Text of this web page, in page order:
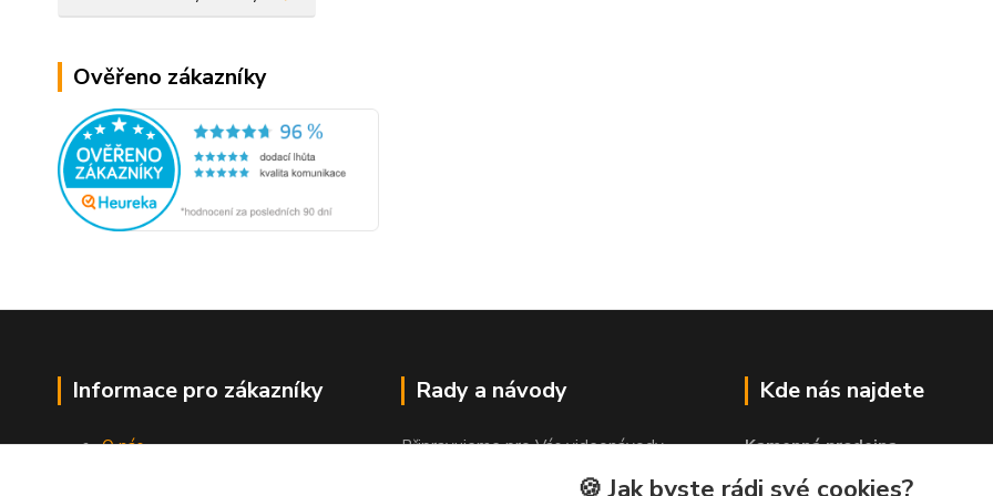
Ověřeno zákazníky
Informace pro zákazníky
O nás
Rady a návody
Připravujeme pro Vás videonávody
Kde nás najdete
Kamenná prodejna
🍪 Jak byste rádi své cookies?